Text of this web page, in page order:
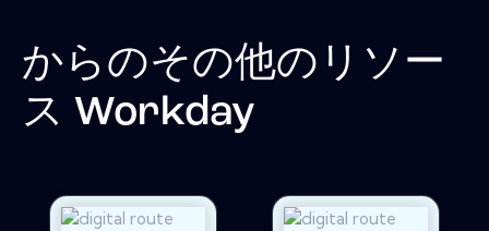
からのその他のリソー
ス Workday